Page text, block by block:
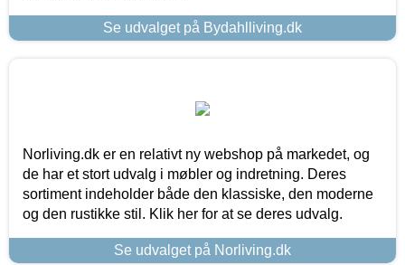
Se udvalget på Bydahlliving.dk
Norliving.dk er en relativt ny webshop på markedet, og
de har et stort udvalg i møbler og indretning. Deres
sortiment indeholder både den klassiske, den moderne
og den rustikke stil. Klik her for at se deres udvalg.
Se udvalget på Norliving.dk